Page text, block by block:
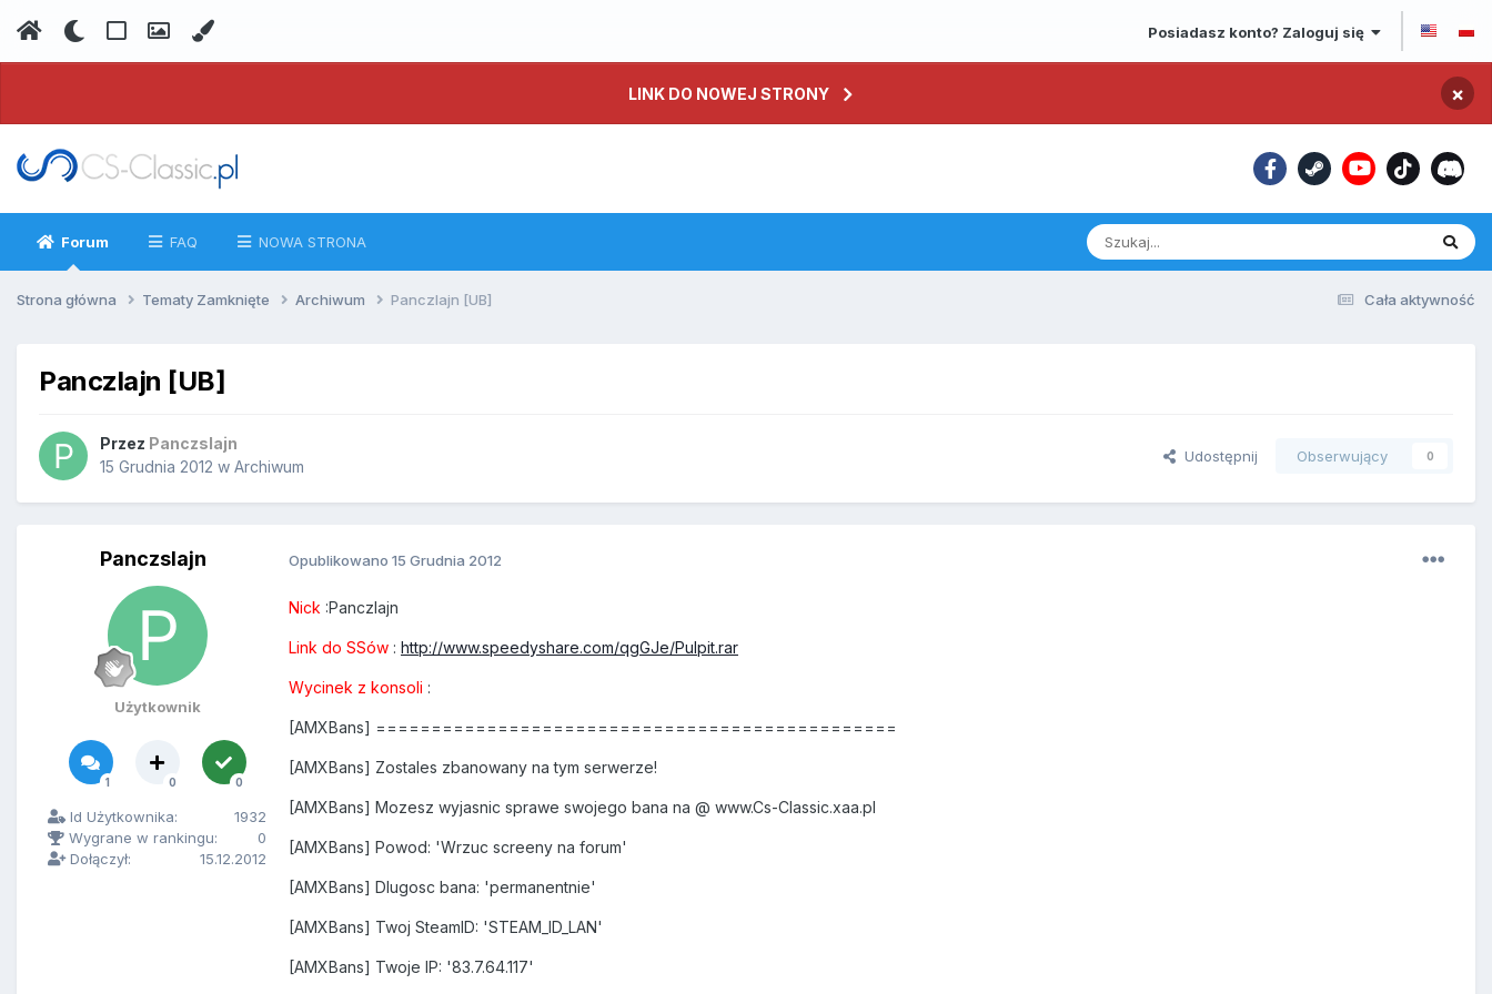
Posiadasz konto? Zaloguj się
LINK DO NOWEJ STRONY ×
Forum FAQ NOWA STRONA
Cała aktywność
Strona główna Tematy Zamknięte Archiwum Panczlajn [UB]
Panczlajn [UB]
Przez Panczslajn
15 Grudnia 2012 w Archiwum
Udostępnij Obserwujący 0
Panczslajn
Użytkownik
1 0 0
Id Użytkownika:
1932
Wygrane w rankingu:
0
Dołączył:
15.12.2012
Opublikowano 15 Grudnia 2012
Nick :Panczlajn
Link do SSów : http://www.speedyshare.com/qgGJe/Pulpit.rar
Wycinek z konsoli :
[AMXBans] ===============================================
[AMXBans] Zostales zbanowany na tym serwerze!
[AMXBans] Mozesz wyjasnic sprawe swojego bana na @ www.Cs-Classic.xaa.pl
[AMXBans] Powod: 'Wrzuc screeny na forum'
[AMXBans] Dlugosc bana: 'permanentnie'
[AMXBans] Twoj SteamID: 'STEAM_ID_LAN'
[AMXBans] Twoje IP: '83.7.64.117'